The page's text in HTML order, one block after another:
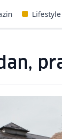
Lifestyle